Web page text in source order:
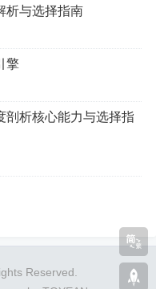
。
键词堆砌，而是一套需
——服务的源头，
着代理商、外包公司以
优化源头厂家”，指的
心策略、并直接执行服
包商，他们是整个服务
析与选择指南
擎
剖析核心能力与选择指
Reserved.